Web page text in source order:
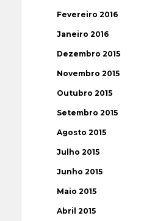
Fevereiro 2016
Janeiro 2016
Dezembro 2015
Novembro 2015
Outubro 2015
Setembro 2015
Agosto 2015
Julho 2015
Junho 2015
Maio 2015
Abril 2015